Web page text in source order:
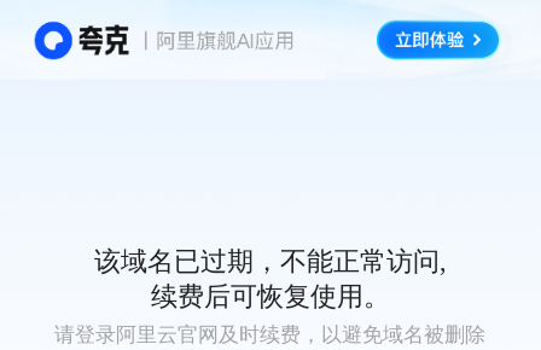
该域名已过期，不能正常访问,
续费后可恢复使用。
请登录阿里云官网及时续费，以避免域名被删除